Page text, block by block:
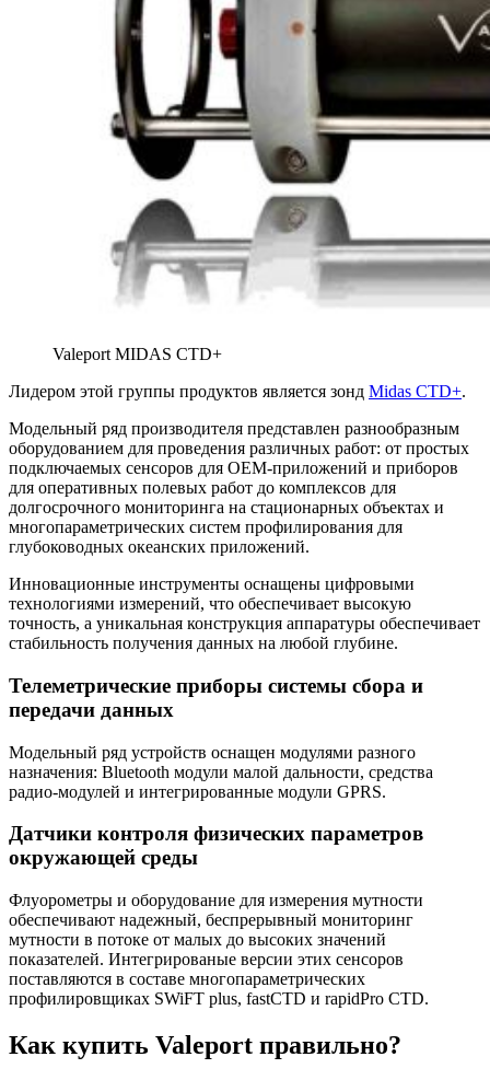
Valeport MIDAS CTD+
Лидером этой группы продуктов является зонд Midas CTD+.
Модельный ряд производителя представлен разнообразным
оборудованием для проведения различных работ: от простых
подключаемых сенсоров для OEM-приложений и приборов
для оперативных полевых работ до комплексов для
долгосрочного мониторинга на стационарных объектах и
многопараметрических систем профилирования для
глубоководных океанских приложений.
Инновационные инструменты оснащены цифровыми
технологиями измерений, что обеспечивает высокую
точность, а уникальная конструкция аппаратуры обеспечивает
стабильность получения данных на любой глубине.
Телеметрические приборы системы сбора и
передачи данных
Модельный ряд устройств оснащен модулями разного
назначения: Bluetooth модули малой дальности, средства
радио-модулей и интегрированные модули GPRS.
Датчики контроля физических параметров
окружающей среды
Флуорометры и оборудование для измерения мутности
обеспечивают надежный, беспрерывный мониторинг
мутности в потоке от малых до высоких значений
показателей. Интегрированые версии этих сенсоров
поставляются в составе многопараметрических
профилировщиках SWiFT plus, fastCTD и rapidPro CTD.
Как купить Valeport правильно?